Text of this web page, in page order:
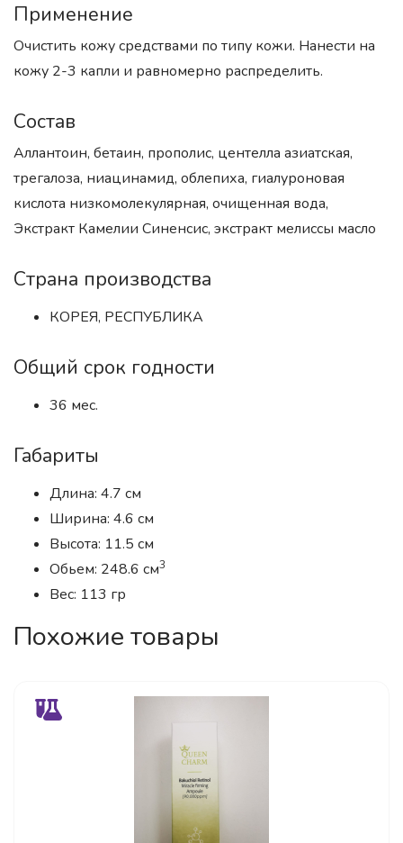
Применение
Очистить кожу средствами по типу кожи. Нанести на
кожу 2-3 капли и равномерно распределить.
Состав
Аллантоин, бетаин, прополис, центелла азиатская,
трегалоза, ниацинамид, облепиха, гиалуроновая
кислота низкомолекулярная, очищенная вода,
Экстракт Камелии Синенсис, экстракт мелиссы масло
Страна производства
КОРЕЯ, РЕСПУБЛИКА
Общий срок годности
36 мес.
Габариты
Длина: 4.7 см
Ширина: 4.6 см
Высота: 11.5 см
Обьем: 248.6 см3
Вес: 113 гр
Похожие товары